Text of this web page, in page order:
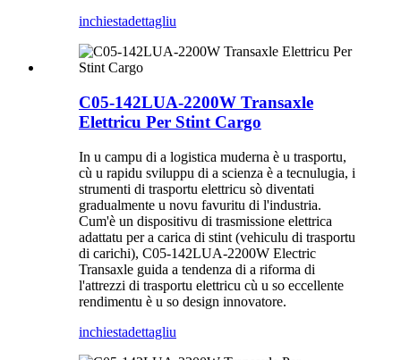
inchiestadettagliu
C05-142LUA-2200W Transaxle
Elettricu Per Stint Cargo
In u campu di a logistica muderna è u trasportu,
cù u rapidu sviluppu di a scienza è a tecnulugia, i
strumenti di trasportu elettricu sò diventati
gradualmente u novu favuritu di l'industria.
Cum'è un dispositivu di trasmissione elettrica
adattatu per a carica di stint (vehiculu di trasportu
di carichi), C05-142LUA-2200W Electric
Transaxle guida a tendenza di a riforma di
l'attrezzi di trasportu elettricu cù u so eccellente
rendimentu è u so design innovatore.
inchiestadettagliu